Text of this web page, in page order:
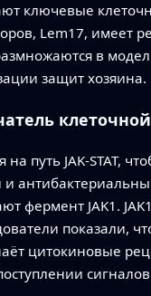
ключевые
Lem17, имеет
в
защит хозяина.
путь JAK‑STAT,
фермент JAK1.
показали,
цитокиновые